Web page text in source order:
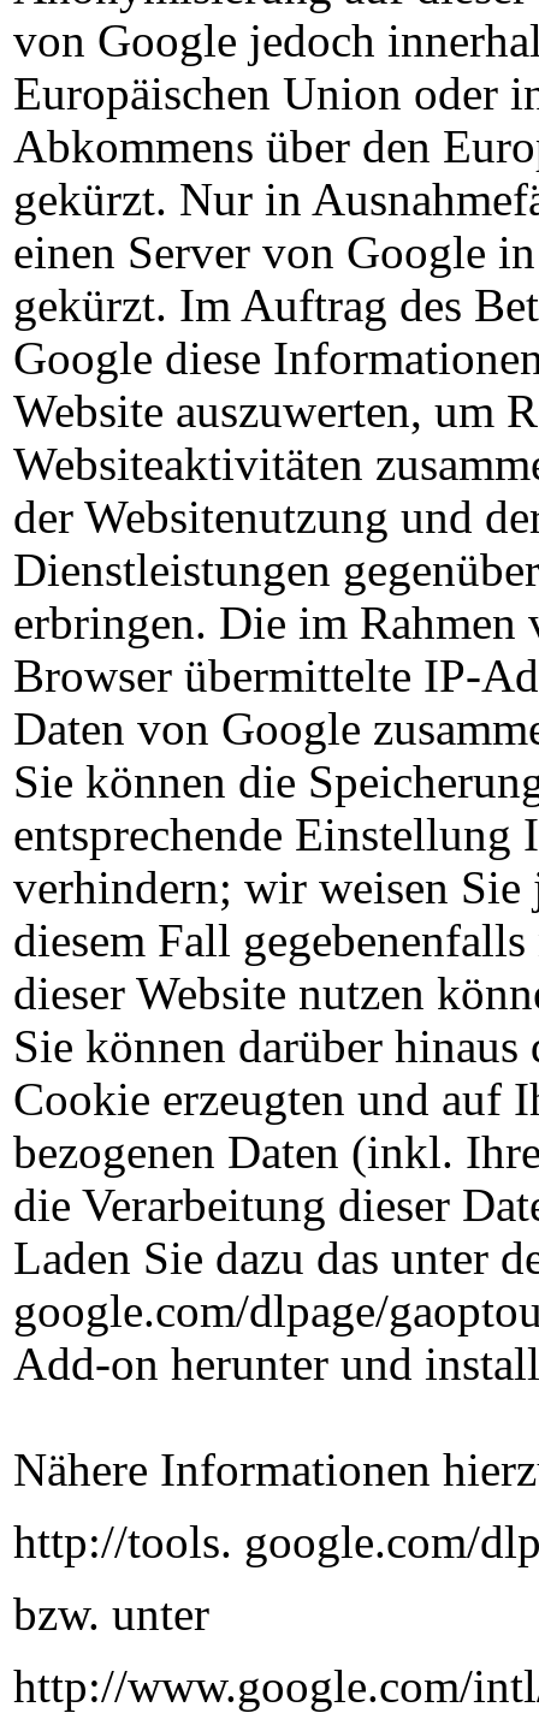
von Google jedoch
Europäischen Union oder
Abkommens über den
gekürzt. Nur in
einen Server von Google
gekürzt. Im Auftrag des
Google diese
Website auszuwerten, um
Websiteaktivitäten
der Websitenutzung und
Dienstleistungen
erbringen. Die im
Browser übermittelte IP-
Daten von Google
Sie können die
entsprechende Einstellung
verhindern; wir weisen Sie
diesem Fall
dieser Website nutzen
Sie können darüber
Cookie erzeugten und auf
bezogenen Daten (inkl.
die Verarbeitung dieser
Laden Sie dazu das unter
google.com/dlpage/
Add-on herunter und
Nähere Informationen
http://tools. google.com/
bzw. unter
http://www.google.com/